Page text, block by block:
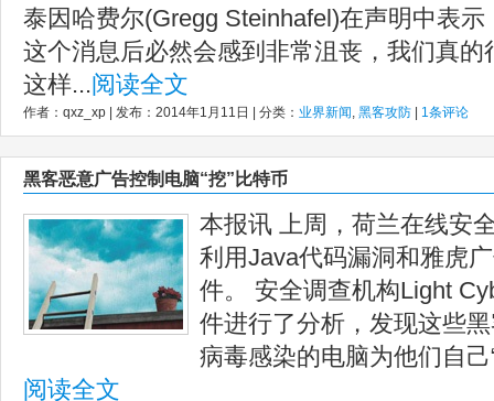
泰因哈费尔(Gregg Steinhafel)在声明中表示
这个消息后必然会感到非常沮丧，我们真
这样...阅读全文
作者：qxz_xp | 发布：2014年1月11日 | 分类： 业界新闻, 黑客攻防 1条评论
黑客恶意广告控制电脑“挖”比特币
本报讯 上周，荷兰在线安
利用Java代码漏洞和雅虎
件。 安全调查机构Light
件进行了分析，发现这些
病毒感染的电脑为他们自
阅读全文